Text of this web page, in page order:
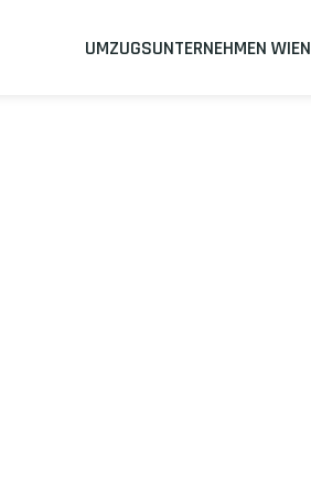
UMZUGSUNTERNEHMEN WIEN